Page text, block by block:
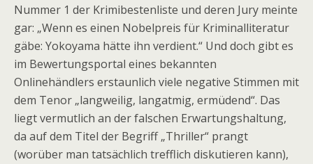
Nummer 1 der Krimibestenliste und deren Jury meinte
gar: „Wenn es einen Nobelpreis für Kriminalliteratur
gäbe: Yokoyama hätte ihn verdient.“ Und doch gibt es
im Bewertungsportal eines bekannten
Onlinehändlers erstaunlich viele negative Stimmen mit
dem Tenor „langweilig, langatmig, ermüdend“. Das
liegt vermutlich an der falschen Erwartungshaltung,
da auf dem Titel der Begriff „Thriller“ prangt
(worüber man tatsächlich trefflich diskutieren kann),